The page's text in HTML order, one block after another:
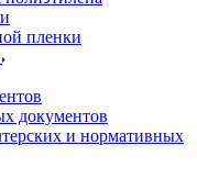
пленки
документов
и нормативных